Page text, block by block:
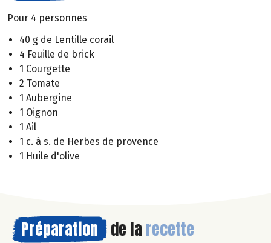
Pour 4 personnes
40 g de Lentille corail
4 Feuille de brick
1 Courgette
2 Tomate
1 Aubergine
1 Oignon
1 Ail
1 c. à s. de Herbes de provence
1 Huile d'olive
Préparation de la recette